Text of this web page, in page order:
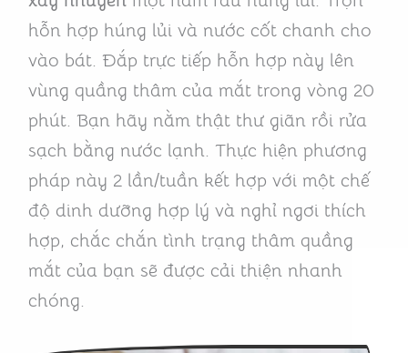
hỗn hợp húng lủi và nước cốt chanh cho
vào bát. Đắp trực tiếp hỗn hợp này lên
vùng quầng thâm của mắt trong vòng 20
phút. Bạn hãy nằm thật thư giãn rồi rửa
sạch bằng nước lạnh. Thực hiện phương
pháp này 2 lần/tuần kết hợp với một chế
độ dinh dưỡng hợp lý và nghỉ ngơi thích
hợp, chắc chắn tình trạng thâm quầng
mắt của bạn sẽ được cải thiện nhanh
chóng.